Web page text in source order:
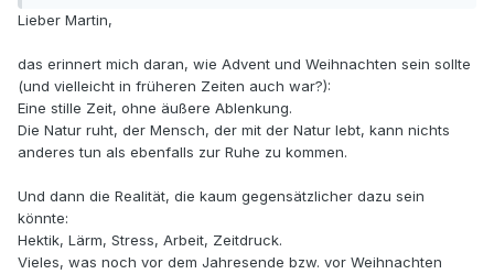
Lieber Martin,
das erinnert mich daran, wie Advent und Weihnachten sein sollte
(und vielleicht in früheren Zeiten auch war?):
Eine stille Zeit, ohne äußere Ablenkung.
Die Natur ruht, der Mensch, der mit der Natur lebt, kann nichts
anderes tun als ebenfalls zur Ruhe zu kommen.
Und dann die Realität, die kaum gegensätzlicher dazu sein
könnte:
Hektik, Lärm, Stress, Arbeit, Zeitdruck.
Vieles, was noch vor dem Jahresende bzw. vor Weihnachten